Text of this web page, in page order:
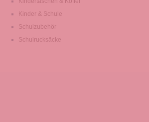
Kinder & Schule
Schulzubehör
Schulrucksäcke